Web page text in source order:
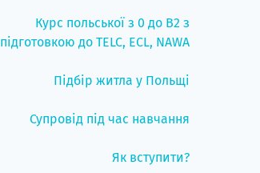
Курс польської з 0 до B2 з
підготовкою до TELC, ECL, NAWA
Підбір житла у Польщі
Супровід під час навчання
Як вступити?